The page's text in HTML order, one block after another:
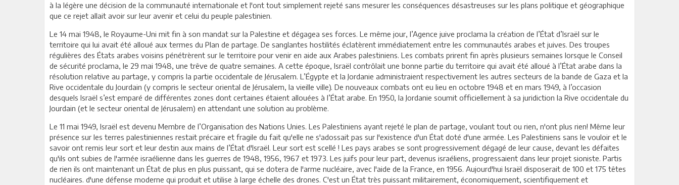
à la légère une décision de la communauté internationale et l'ont tout simplement rejeté sans mesurer les conséquences désastreuses sur les plans politique et géographique
que ce rejet allait avoir sur leur avenir et celui du peuple palestinien.
Le 14 mai 1948, le Royaume-Uni mit fin à son mandat sur la Palestine et dégagea ses forces. Le même jour, l’Agence juive proclama la création de l’État d’Israël sur le
territoire qui lui avait été alloué aux termes du Plan de partage. De sanglantes hostilités éclatèrent immédiatement entre les communautés arabes et juives. Des troupes
régulières des États arabes voisins pénétrèrent sur le territoire pour venir en aide aux Arabes palestiniens. Les combats prirent fin après plusieurs semaines lorsque le Conseil
de sécurité proclama, le 29 mai 1948, une trêve de quatre semaines. A cette époque, Israël contrôlait une bonne partie du territoire qui avait été alloué à l’État arabe dans la
résolution relative au partage, y compris la partie occidentale de Jérusalem. L’Égypte et la Jordanie administraient respectivement les autres secteurs de la bande de Gaza et la
Rive occidentale du Jourdain (y compris le secteur oriental de Jérusalem, la vieille ville). De nouveaux combats ont eu lieu en octobre 1948 et en mars 1949, à l’occasion
desquels Israël s’est emparé de différentes zones dont certaines étaient allouées à l’État arabe. En 1950, la Jordanie soumit officiellement à sa juridiction la Rive occidentale du
Jourdain (et le secteur oriental de Jérusalem) en attendant une solution au problème.
Le 11 mai 1949, Israël est devenu Membre de l’Organisation des Nations Unies. Les Palestiniens ayant rejeté le plan de partage, voulant tout ou rien, n'ont plus rien! Même leur
présence sur les terres palestiniennes restait précaire et fragile du fait qu'elle ne s'adossait pas sur l'existence d'un État doté d'une armée. Les Palestiniens sans le vouloir et le
savoir ont remis leur sort et leur destin aux mains de l’État d'Israël. Leur sort est scellé ! Les pays arabes se sont progressivement dégagé de leur cause, devant les défaites
qu'ils ont subies de l'armée israélienne dans les guerres de 1948, 1956, 1967 et 1973. Les juifs pour leur part, devenus israéliens, progressaient dans leur projet sioniste. Partis
de rien ils ont maintenant un État de plus en plus puissant, qui se dotera de l'arme nucléaire, avec l'aide de la France, en 1956. Aujourd'hui Israël disposerait de 100 et 175 têtes
nucléaires. d'une défense moderne qui produit et utilise à large échelle des drones. C'est un État très puissant militairement, économiquement, scientifiquement et